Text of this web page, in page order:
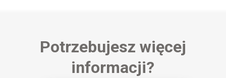
Potrzebujesz więcej
informacji?